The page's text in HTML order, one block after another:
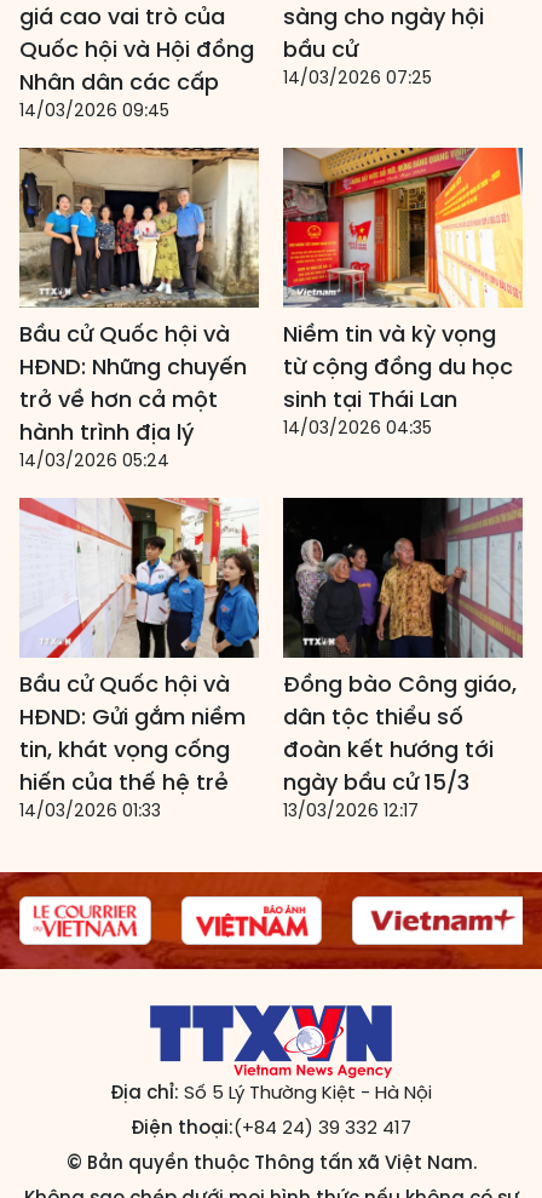
giá cao vai trò của
Quốc hội và Hội đồng
Nhân dân các cấp
14/03/2026 09:45
sàng cho ngày hội
bầu cử
14/03/2026 07:25
Bầu cử Quốc hội và
HĐND: Những chuyến
trở về hơn cả một
hành trình địa lý
14/03/2026 05:24
Niềm tin và kỳ vọng
từ cộng đồng du học
sinh tại Thái Lan
14/03/2026 04:35
Bầu cử Quốc hội và
HĐND: Gửi gắm niềm
tin, khát vọng cống
hiến của thế hệ trẻ
14/03/2026 01:33
Đồng bào Công giáo,
dân tộc thiểu số
đoàn kết hướng tới
ngày bầu cử 15/3
13/03/2026 12:17
Địa chỉ: Số 5 Lý Thường Kiệt - Hà Nội
Điện thoại:(+84 24) 39 332 417
© Bản quyền thuộc Thông tấn xã Việt Nam.